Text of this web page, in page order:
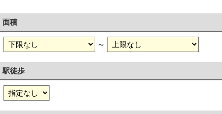
面積
～
駅徒歩